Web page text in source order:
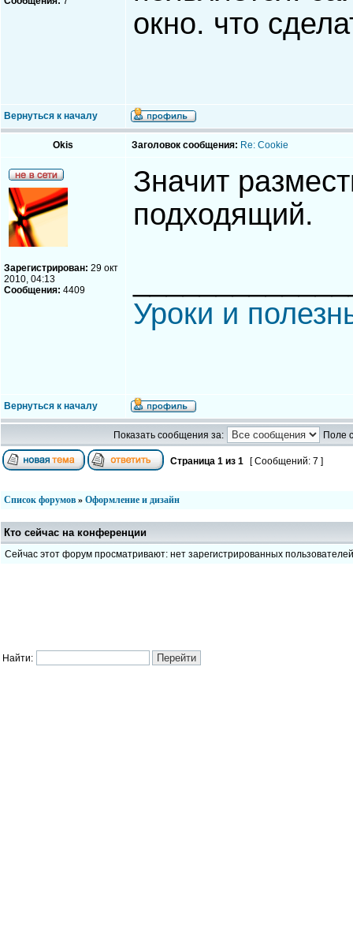
окно. что
Вернуться к началу
Okis Заголовок сообщения: Re: Cookie
Зарегистрирован: 29 окт
2010, 04:13
Сообщения: 4409
Значит
подходящий.
Уроки и
Вернуться к началу
Показать сообщения за: Поле
Страница 1 из 1 [ Сообщений: 7 ]
Список форумов » Оформление и дизайн
Кто сейчас на конференции
Сейчас этот форум просматривают: нет зарегистрированных пользователей
Найти: